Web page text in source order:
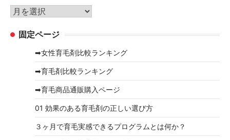
リ
ー
ア
カ 固定ページ
➡女性育毛剤比較ランキング
➡育毛剤比較ランキング
➡育毛商品通販購入ページ
01 効果のある育毛剤の正しい選び方
３ヶ月で育毛実感できるプログラムとは何か？